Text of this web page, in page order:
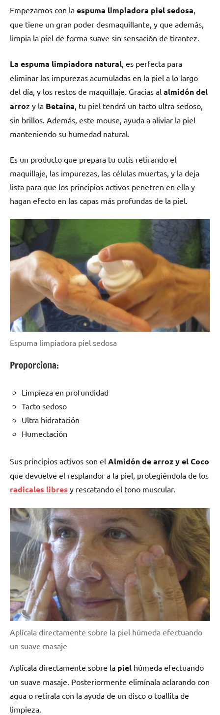
Empezamos con la espuma limpiadora piel sedosa
que tiene un gran poder desmaquillante, y que además,
limpia la piel de forma suave sin sensación de tirantez.
La espuma limpiadora natural , es perfecta para
eliminar las impurezas acumuladas en la piel a lo largo
del día, y los restos de maquillaje. Gracias al almidón del
arroz y la Betaína , tu piel tendrá un tacto ultra sedoso,
sin brillos. Además, este mouse, ayuda a aliviar la piel
manteniendo su humedad natural.
Es un producto que prepara tu cutis retirando el
maquillaje, las impurezas, las células muertas, y la deja
lista para que los principios activos penetren en ella y
hagan efecto en las capas más profundas de la piel.
Espuma limpiadora piel sedosa
Proporciona:
Limpieza en profundidad
Tacto sedoso
Ultra hidratación
Humectación
Sus principios activos son el Almidón de arroz y el Coco
que devuelve el resplandor a la piel, protegiéndola de los
radicales libres y rescatando el tono muscular.
Aplícala directamente sobre la piel húmeda efectuando
un suave masaje
Aplícala directamente sobre la piel húmeda efectuando
un suave masaje. Posteriormente elimínala aclarando con
agua o retírala con la ayuda de un disco o toallita de
limpieza.